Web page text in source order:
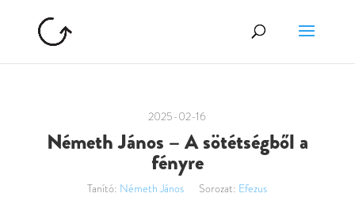
2025-02-16
Németh János – A sötétségből a
fényre
Tanító: Németh János Sorozat: Efezus